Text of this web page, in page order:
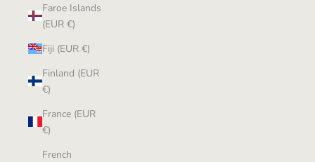
Faroe Islands
(EUR €)
Fiji (EUR €)
Finland (EUR
€)
France (EUR
€)
French